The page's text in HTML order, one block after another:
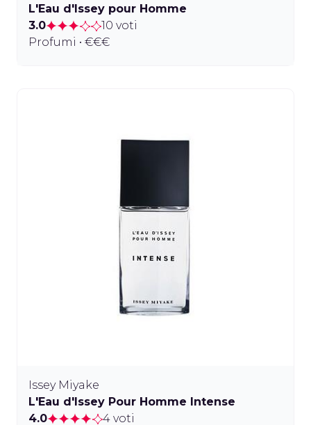
L'Eau d'Issey pour Homme
3.0
10 voti
Profumi • €€€
Issey Miyake
L'Eau d'Issey Pour Homme Intense
4.0
4 voti